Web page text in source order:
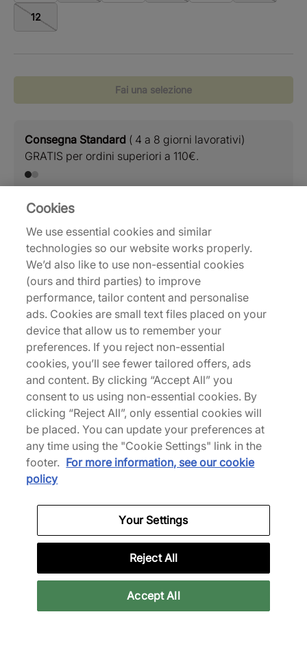
12
Fai una selezione
Consegna Standard ( 4 a 8 giorni lavorativi)
GRATIS per ordini superiori a 110€.
Consegna e spedizione
Resi
Descrizione
La BW Army di adidas torna sugli scaffali con
tomaie in pelle di alta qualità rinforzate da
sovrapposizioni in camoscio, offrendo un aspetto
pulito ispirato all'abbigliamento militare. Le
intersuole in EVA garantiscono leggerezza e
comfort, mentre la suola esterna in gomma
resistente assicura aderenza sotto i piedi. | KJ1785
| 782332
Specifiche
Categorie correlate
Cookies
We use essential cookies and similar
technologies so our website works properly.
We’d also like to use non-essential cookies
(ours and third parties) to improve
performance, tailor content and personalise
ads. Cookies are small text files placed on your
device that allow us to remember your
preferences. If you reject non-essential
cookies, you’ll see fewer tailored offers, ads
and content. By clicking “Accept All” you
consent to us using non-essential cookies. By
clicking “Reject All”, only essential cookies will
be placed. You can update your preferences at
any time using the "Cookie Settings" link in the
footer. For more information, see our cookie
policy
Your Settings
Reject All
Accept All